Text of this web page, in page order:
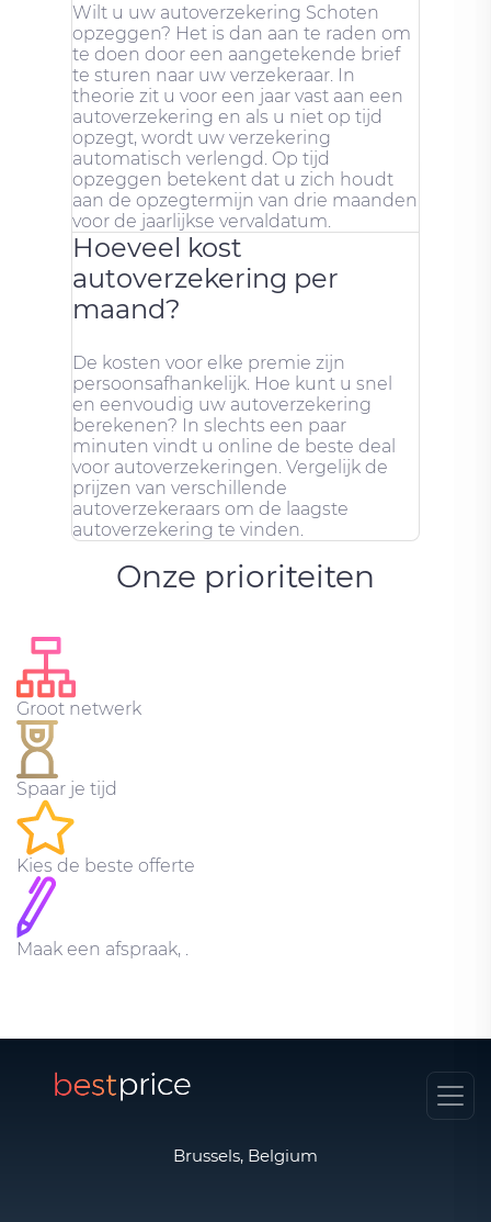
Wilt u uw autoverzekering Schoten
opzeggen? Het is dan aan te raden om
te doen door een aangetekende brief
te sturen naar uw verzekeraar. In
theorie zit u voor een jaar vast aan een
autoverzekering en als u niet op tijd
opzegt, wordt uw verzekering
automatisch verlengd. Op tijd
opzeggen betekent dat u zich houdt
aan de opzegtermijn van drie maanden
voor de jaarlijkse vervaldatum.
Hoeveel kost
autoverzekering per
maand?
De kosten voor elke premie zijn
persoonsafhankelijk. Hoe kunt u snel
en eenvoudig uw autoverzekering
berekenen? In slechts een paar
minuten vindt u online de beste deal
voor autoverzekeringen. Vergelijk de
prijzen van verschillende
autoverzekeraars om de laagste
autoverzekering te vinden.
Onze prioriteiten
Groot netwerk
Spaar je tijd
Kies de beste offerte
Maak een afspraak, .
Brussels, Belgium